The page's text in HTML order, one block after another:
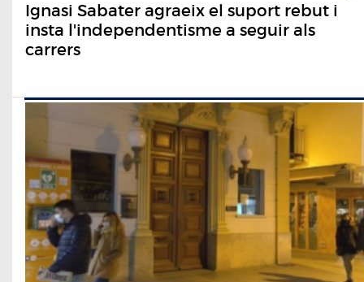
Ignasi Sabater agraeix el suport rebut i
insta l'independentisme a seguir als
carrers